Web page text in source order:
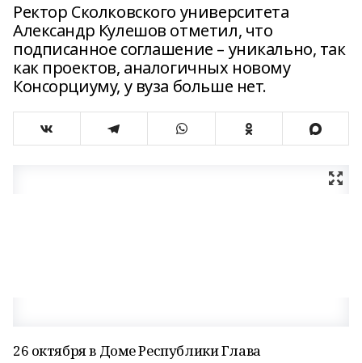
Ректор Сколковского университета
Александр Кулешов отметил, что
подписанное соглашение – уникально, так
как проектов, аналогичных новому
Консорциуму, у вуза больше нет.
26 октября в Доме Республики Глава